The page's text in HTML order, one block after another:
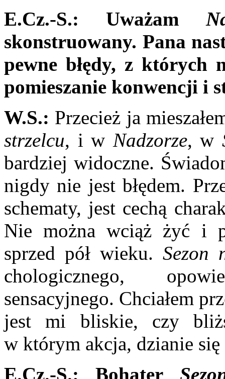
E.Cz.-S.: Uważam
skonstruowany. Pana
pewne błędy, z których
pomieszanie konwencji i
W.S.: Przecież ja
strzelcu, i w Nadzorze, w
bardziej widoczne.
nigdy nie jest błędem.
schematy, jest cechą
Nie można wciąż żyć i
sprzed pół wieku. Sezon
chologicznego,
sensacyjnego. Chciałem
jest mi bliskie, czy
w którym akcja, dzianie się
E.Cz.-S.: Bohater